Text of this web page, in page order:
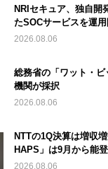
NRIセキュア、独自開
たSOCサービスを運
2026.08.06
総務省の「ワット・
機関が採択
2026.08.06
NTTの1Q決算は増収
HAPS」は9月から能
2026.08.06